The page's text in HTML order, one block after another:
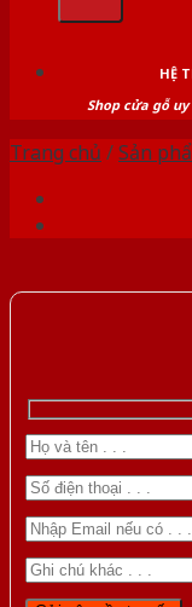
HỆ
Shop cửa gỗ
Trang chủ /Sản